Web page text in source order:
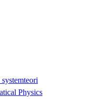
Physics